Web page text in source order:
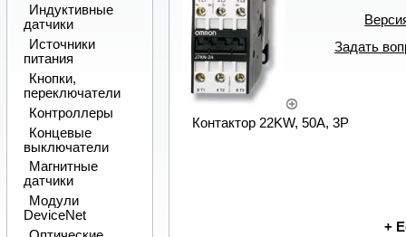
Задать
Контактор 22KW, 50A, 3P
+
Индуктивные
датчики
Источники
питания
Кнопки,
переключатели
Контроллеры
Концевые
выключатели
Магнитные
датчики
Модули
DeviceNet